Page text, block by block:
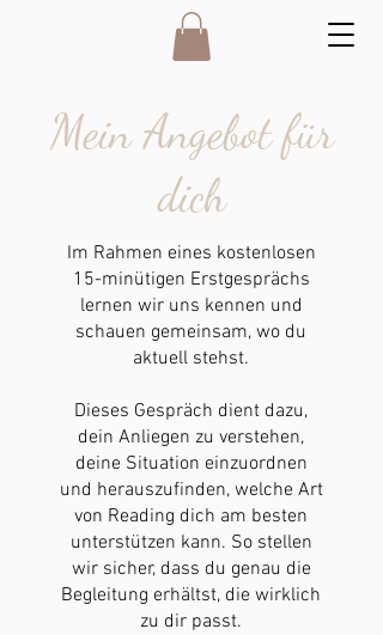
Mein Angebot für
dich
Im Rahmen eines kostenlosen
15-minütigen Erstgesprächs
lernen wir uns kennen und
schauen gemeinsam, wo du
aktuell stehst.
Dieses Gespräch dient dazu,
dein Anliegen zu verstehen,
deine Situation einzuordnen
und herauszufinden, welche Art
von Reading dich am besten
unterstützen kann. So stellen
wir sicher, dass du genau die
Begleitung erhältst, die wirklich
zu dir passt.